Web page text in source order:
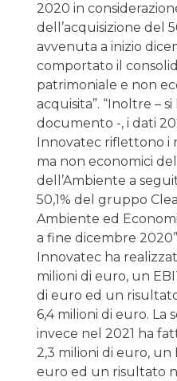
2020 in
dell’acquisizione del
avvenuta a inizio
comportato il
patrimoniale e non
acquisita”. “Inoltre –
documento -, i dati
Innovatec riflettono i
ma non economici
dell’Ambiente a
50,1% del gruppo
Ambiente ed
a fine dicembre
Innovatec ha
milioni di euro, un
di euro ed un
6,4 milioni di euro. La
invece nel 2021 ha
2,3 milioni di euro, un
euro ed un risultato